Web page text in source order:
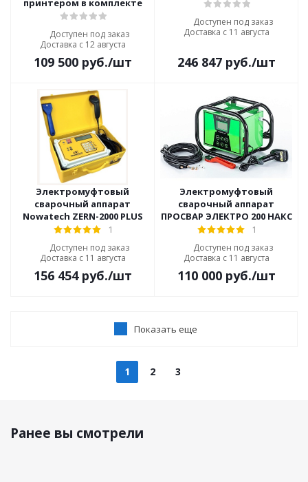
принтером в комплекте
Доступен под заказ
Доставка с 12 августа
109 500руб./шт
Доступен под заказ
Доставка с 11 августа
246 847руб./шт
Электромуфтовый
сварочный аппарат
Nowatech ZERN-2000 PLUS
1
Доступен под заказ
Доставка с 11 августа
156 454руб./шт
Электромуфтовый
сварочный аппарат
ПРОСВАР ЭЛЕКТРО 200 НАКС
1
Доступен под заказ
Доставка с 11 августа
110 000руб./шт
Показать еще
1 2 3
Ранее вы смотрели